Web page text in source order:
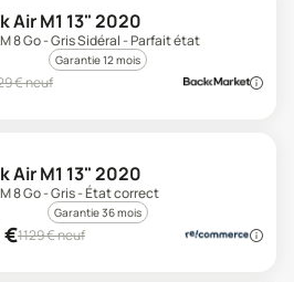
Air M1 13" 2020
8 Go - Gris Sidéral - Parfait état
Garantie 12 mois
€ neuf
Air M1 13" 2020
8 Go - Gris - État correct
Garantie 36 mois
€1129€ neuf